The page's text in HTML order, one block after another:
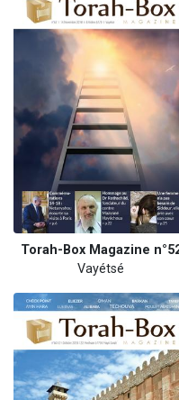
Torah-Box Magazine
Vayétsé